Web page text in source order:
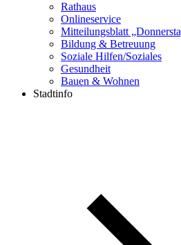
Rathaus
Onlineservice
Mitteilungsblatt
Bildung & Betreuung
Soziale Hilfen/Soziales
Gesundheit
Bauen & Wohnen
Stadtinfo